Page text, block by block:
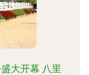
大开幕 八里